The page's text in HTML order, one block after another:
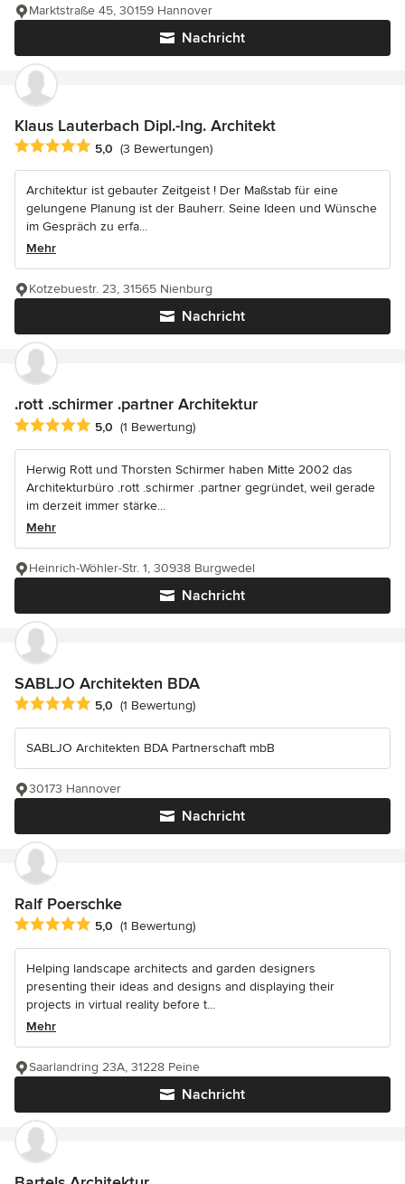
Nachricht
Marktstraße 45, 30159 Hannover
Klaus Lauterbach Dipl.-Ing. Architekt
Durchschnittliche Bewertung: 5 von 5 Sternen
5,0 (3 Bewertungen)
Architektur ist gebauter Zeitgeist ! Der Maßstab für eine
gelungene Planung ist der Bauherr. Seine Ideen und Wünsche
im Gespräch zu erfa...
Mehr
Nachricht
Kotzebuestr. 23, 31565 Nienburg
.rott .schirmer .partner Architektur
Durchschnittliche Bewertung: 5 von 5 Sternen
5,0 (1 Bewertung)
Herwig Rott und Thorsten Schirmer haben Mitte 2002 das
Architekturbüro .rott .schirmer .partner gegründet, weil gerade
im derzeit immer stärke...
Mehr
Nachricht
Heinrich-Wöhler-Str. 1, 30938 Burgwedel
SABLJO Architekten BDA
Durchschnittliche Bewertung: 5 von 5 Sternen
5,0 (1 Bewertung)
SABLJO Architekten BDA Partnerschaft mbB
Nachricht
30173 Hannover
Ralf Poerschke
Durchschnittliche Bewertung: 5 von 5 Sternen
5,0 (1 Bewertung)
Helping landscape architects and garden designers
presenting their ideas and designs and displaying their
projects in virtual reality before t...
Mehr
Nachricht
Saarlandring 23A, 31228 Peine